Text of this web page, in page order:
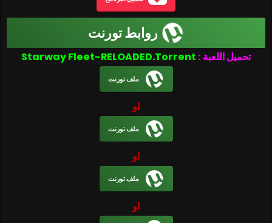
روابط تورنت
تحميل اللعبة :
ملف تورنت
او
ملف تورنت
او
ملف تورنت
او